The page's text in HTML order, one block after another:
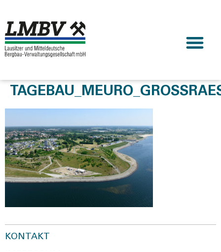
KONTAKT